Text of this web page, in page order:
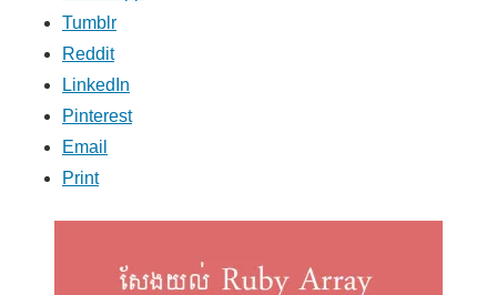
Tumblr
Reddit
LinkedIn
Pinterest
Email
Print